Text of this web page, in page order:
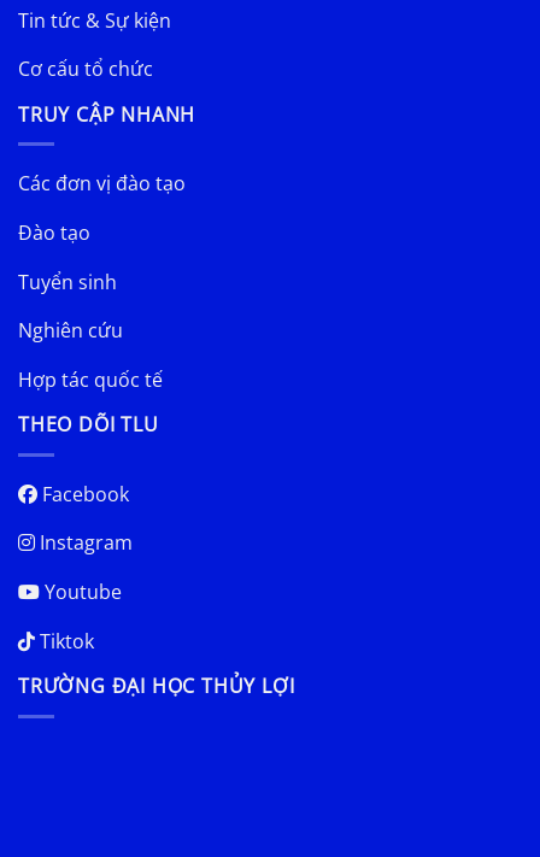
Tin tức & Sự kiện
Cơ cấu tổ chức
TRUY CẬP NHANH
Các đơn vị đào tạo
Đào tạo
Tuyển sinh
Nghiên cứu
Hợp tác quốc tế
THEO DÕI TLU
Facebook
Instagram
Youtube
Tiktok
TRƯỜNG ĐẠI HỌC THỦY LỢI